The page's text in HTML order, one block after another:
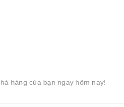
hàng của bạn ngay hôm nay!